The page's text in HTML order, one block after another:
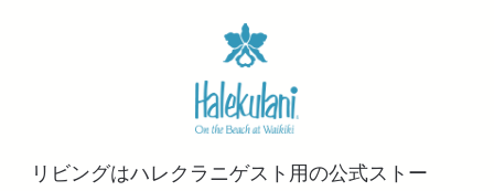
リビングはハレクラニゲスト用の公式ストー